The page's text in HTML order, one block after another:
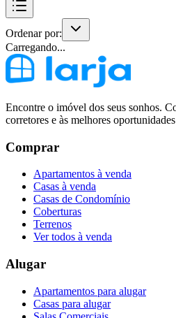
Ordenar por:
Carregando...
Encontre o imóvel dos seus sonhos.
corretores e às melhores
Comprar
Apartamentos à venda
Casas à venda
Casas de Condomínio
Coberturas
Terrenos
Ver todos à venda
Alugar
Apartamentos para alugar
Casas para alugar